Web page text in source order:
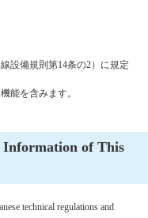
設備規則第14条の2）に規定
能を含みます。
Information of This
technical regulations and